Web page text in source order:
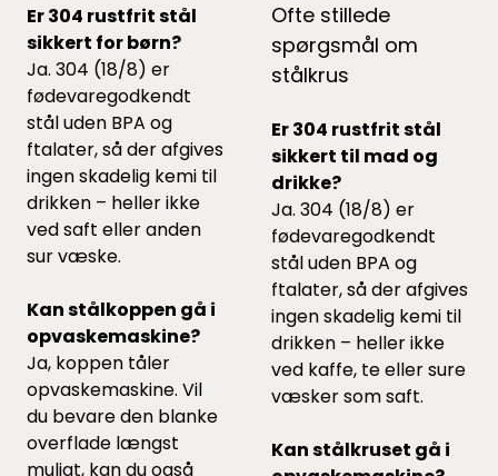
Er 304 rustfrit stål
sikkert for børn?
Ja. 304 (18/8) er
fødevaregodkendt
stål uden BPA og
ftalater, så der afgives
ingen skadelig kemi til
drikken – heller ikke
ved saft eller anden
sur væske.
Kan stålkoppen gå i
opvaskemaskine?
Ja, koppen tåler
opvaskemaskine. Vil
du bevare den blanke
overflade længst
muligt, kan du også
Ofte stillede
spørgsmål om
stålkrus
Er 304 rustfrit stål
sikkert til mad og
drikke?
Ja. 304 (18/8) er
fødevaregodkendt
stål uden BPA og
ftalater, så der afgives
ingen skadelig kemi til
drikken – heller ikke
ved kaffe, te eller sure
væsker som saft.
Kan stålkruset gå i